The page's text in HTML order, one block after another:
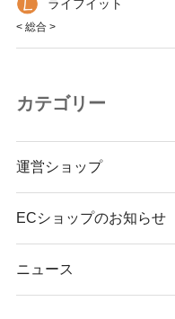
ライフイット
< 総合 >
カテゴリー
運営ショップ
ECショップのお知らせ
ニュース